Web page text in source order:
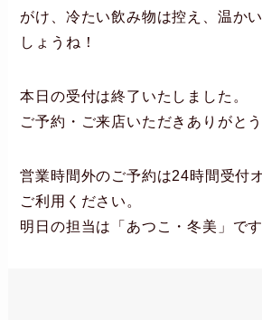
がけ、冷たい飲み物は控え、温か
しょうね！
本日の受付は終了いたしました。
ご予約・ご来店いただきありがと
営業時間外のご予約は24時間受付
ご利用ください。
明日の担当は「あつこ・冬美」です